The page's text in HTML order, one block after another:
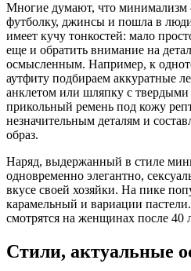
Многие думают, что минимализм
футболку, джинсы и пошла в
имеет кучу тонкостей: мало
еще и обратить внимание на
осмысленным. Например, к
аутфиту подбираем аккуратные
анклетом или шляпку с
прикольный ремень под кожу
незначительным деталям и
образ.
Наряд, выдержанный в стиле
одновременно элегантно,
вкусе своей хозяйки. На пике
карамельный и вариации
смотрятся на женщинах после 40
Стили, актуальные